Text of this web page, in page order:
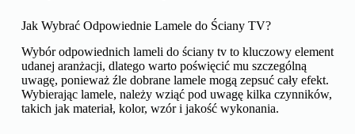
Jak Wybrać Odpowiednie Lamele do Ściany TV?
Wybór odpowiednich lameli do ściany tv to kluczowy element
udanej aranżacji, dlatego warto poświęcić mu szczególną
uwagę, ponieważ źle dobrane lamele mogą zepsuć cały efekt.
Wybierając lamele, należy wziąć pod uwagę kilka czynników,
takich jak materiał, kolor, wzór i jakość wykonania.